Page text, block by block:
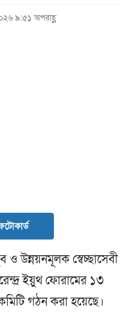
৯:৫১ অপরাহ্ণ
ও উন্নয়নমূলক স্বেচ্ছাসেবী
ইয়ুথ ফোরামের ১৩
কমিটি গঠন করা হয়েছে।